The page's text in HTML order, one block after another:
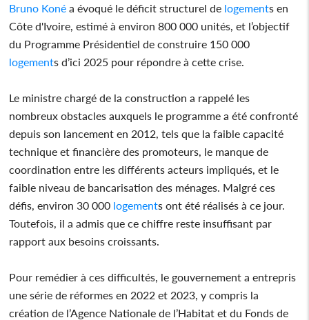
Bruno Koné a évoqué le déficit structurel de logements en
Côte d'Ivoire, estimé à environ 800 000 unités, et l’objectif
du Programme Présidentiel de construire 150 000
logements d’ici 2025 pour répondre à cette crise.
Le ministre chargé de la construction a rappelé les
nombreux obstacles auxquels le programme a été confronté
depuis son lancement en 2012, tels que la faible capacité
technique et financière des promoteurs, le manque de
coordination entre les différents acteurs impliqués, et le
faible niveau de bancarisation des ménages. Malgré ces
défis, environ 30 000 logements ont été réalisés à ce jour.
Toutefois, il a admis que ce chiffre reste insuffisant par
rapport aux besoins croissants.
Pour remédier à ces difficultés, le gouvernement a entrepris
une série de réformes en 2022 et 2023, y compris la
création de l’Agence Nationale de l’Habitat et du Fonds de